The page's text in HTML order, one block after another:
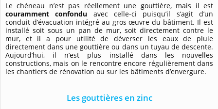
Le chéneau n’est pas réellement une gouttière, mais il est
couramment confondu avec celle-ci puisqu’il s’agit d’un
conduit d’évacuation intégré au gros œuvre du bâtiment. Il est
installé soit sous un pan de mur, soit directement contre le
mur, et il a pour utilité de déverser les eaux de pluie
directement dans une gouttière ou dans un tuyau de descente.
Aujourd’hui, il n’est plus installé dans les nouvelles
constructions, mais on le rencontre encore régulièrement dans
les chantiers de rénovation ou sur les bâtiments d’envergure.
Les gouttières en zinc